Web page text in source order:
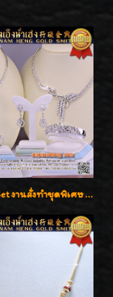
Special Set งานสั่งทำชุดพิเศษ เพชรคัดทุกชิ้น สวยหรูหรา ราคามิตรภาพค่ะ